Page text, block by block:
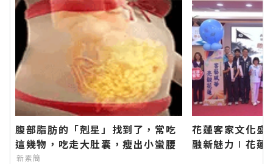
腹部脂肪的「剋星」找到了，常吃
這幾物，吃走大肚囊，瘦出小蠻腰
新素簡
花蓮客家文化盛
融新魅力∣花蓮